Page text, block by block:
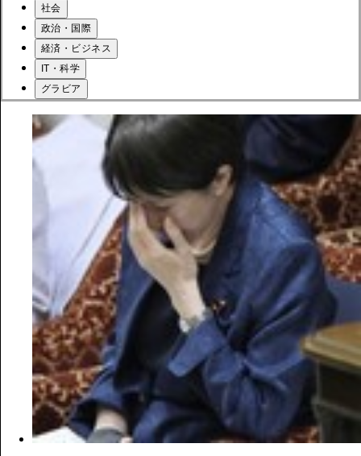
社会
政治・国際
経済・ビジネス
IT・科学
グラビア